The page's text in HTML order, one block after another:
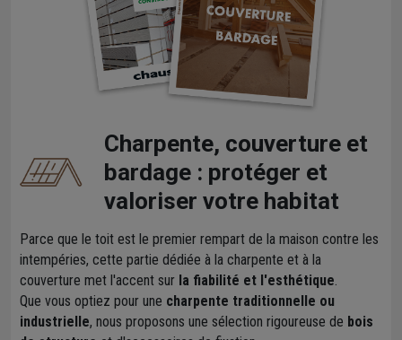
Charpente, couverture et
bardage : protéger et
valoriser votre habitat
Parce que le toit est le premier rempart de la maison contre les
intempéries, cette partie dédiée à la charpente et à la
couverture met l'accent sur la fiabilité et l'esthétique.
Que vous optiez pour une charpente traditionnelle ou
industrielle, nous proposons une sélection rigoureuse de bois